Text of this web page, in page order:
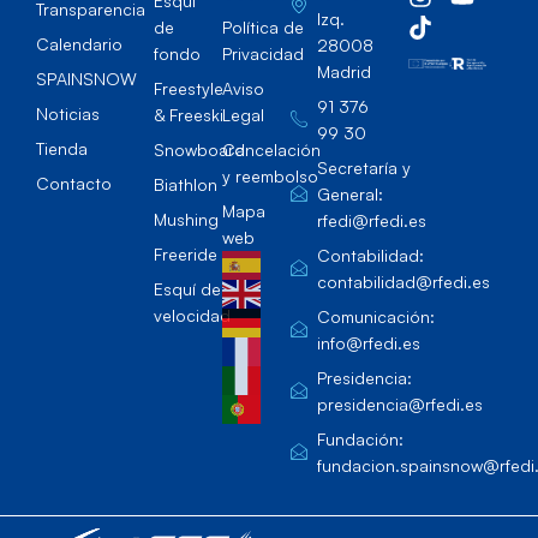
Transparencia
Calendario
SPAINSNOW
Noticias
Tienda
Contacto
de
fondo
Freestyle
& Freeski
Snowboard
Biathlon
Mushing
Freeride
Esquí de
velocidad
Política de
Privacidad
Aviso
Legal
Cancelación
y reembolso
Mapa
web
Izq.
28008
Madrid
91 376
99 30
Secretaría y
General:
rfedi@rfedi.es
Contabilidad:
contabilidad@rfedi.es
Comunicación:
info@rfedi.es
Presidencia:
presidencia@rfedi.es
Fundación: